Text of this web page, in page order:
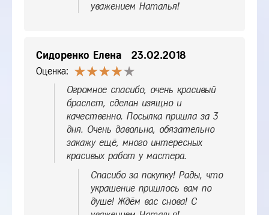
уважением Наталья!
Сидоренко Елена 23.02.2018
Оценка:
Огромное спасибо, очень красивый
браслет, сделан изящно и
качественно. Посылка пришла за 3
дня. Очень давольна, обязательно
закажу ещё, много интересных
красивых работ у мастера.
Спасибо за покупку! Рады, что
украшение пришлось вам по
душе! Ждём вас снова! С